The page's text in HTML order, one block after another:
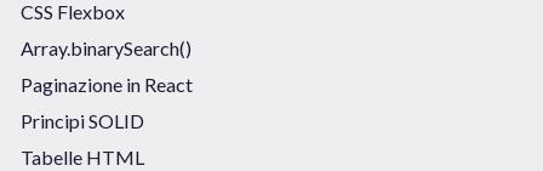
CSS Flexbox
Array.binarySearch()
Paginazione in React
Principi SOLID
Tabelle HTML